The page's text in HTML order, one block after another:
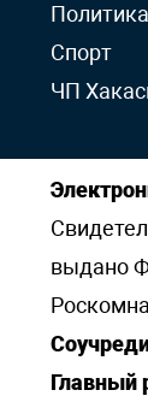
Политика
Спорт
ЧП
выдано
Главный